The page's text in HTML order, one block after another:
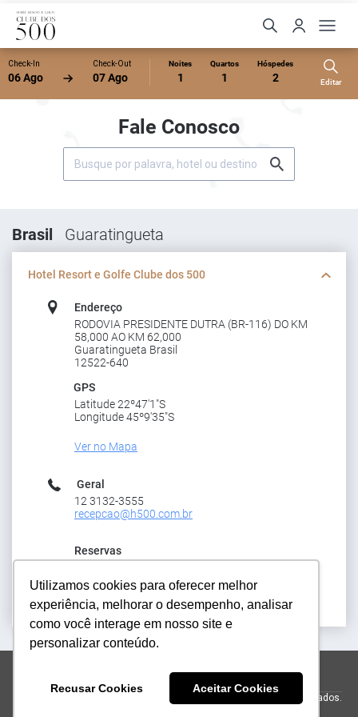
Utilizamos cookies para oferecer melhor
experiência, melhorar o desempenho, analisar
como você interage em nosso site e
personalizar conteúdo.
Recusar Cookies Aceitar Cookies
Check-In
06 Ago
Check-Out
07 Ago
Noites
1
Quartos
1
Hóspedes
2 Editar
Fale Conosco
Brasil Guaratingueta
Hotel Resort e Golfe Clube dos 500
Endereço
RODOVIA PRESIDENTE DUTRA (BR-116) DO KM
58,000 AO KM 62,000
Guaratingueta Brasil
12522-640
GPS
Latitude 22º47'1"S
Longitude 45º9'35"S
Ver no Mapa
Geral
12 3132-3555
recepcao@h500.com.br
Reservas
reservas@h500.com.br
reservas@h500.com.br +551231283555
Todos os direitos reservados.